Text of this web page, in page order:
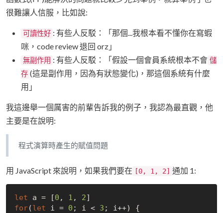
很難讓人信服，比如說:
可讀性好 : 有些人反駁：「那個...我根本看不懂你在寫蝦
咪，code review 退回 orz」
無副作用 : 有些人反駁：「假設一個會員系統根本不會 儲
存 (這是副作用，因為有狀態變化)，那這個系統有什麼
用」
我這邊舉一個厲害的前輩告訴我的例子，我認為最直觀，他
主要是在說明:
程式演算時產生的賦值問題
用 JavaScript 來說明，如果我們要在 [0, 1, 2] 通加 1:
let a = [0 , 1 , 2
for(let i = 0 ; i < 3 ; i++) {